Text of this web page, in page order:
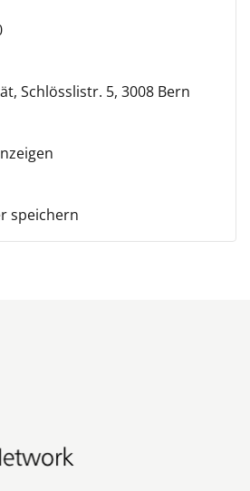
Schlösslistr. 5, 3008 Bern
speichern